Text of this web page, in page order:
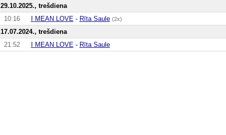
29.10.2025., trešdiena
10:16
I MEAN LOVE - Rīta Saule (2x)
17.07.2024., trešdiena
21:52
I MEAN LOVE - Rīta Saule